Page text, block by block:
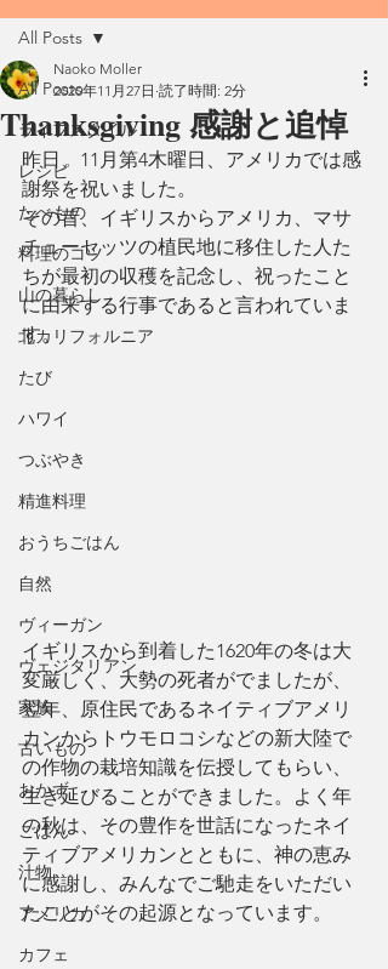
All Posts
ライフスタイル
レシピ
たべもの
料理のコツ
山の暮らし
北カリフォルニア
たび
ハワイ
つぶやき
精進料理
おうちごはん
自然
ヴィーガン
ヴェジタリアン
家族
古いもの
おかず
ごはん
汁物
アメリカ
カフェ
All Posts
Thanksgiving 感謝と追悼
Naoko Moller
2020年11月27日 読了時間: 2分
昨日、11月第4木曜日、アメリカでは感
謝祭を祝いました。
その昔、イギリスからアメリカ、マサ
チューセッツの植民地に移住した人た
ちが最初の収穫を記念し、祝ったこと
に由来する行事であると言われていま
す。
イギリスから到着した1620年の冬は大
変厳しく、大勢の死者がでましたが、
翌年、原住民であるネイティブアメリ
カンからトウモロコシなどの新大陸で
の作物の栽培知識を伝授してもらい、
生き延びることができました。よく年
の秋は、その豊作を世話になったネイ
ティブアメリカンとともに、神の恵み
に感謝し、みんなでご馳走をいただい
たことがその起源となっています。